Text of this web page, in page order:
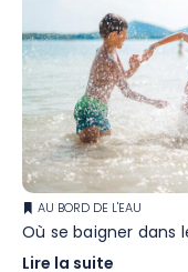
AU BORD DE L'EAU
Où se baigner dans
Lire la suite